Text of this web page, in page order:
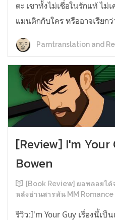
ตะ เขาทั้งไม่เชื่อในรักแท้ ไม่
แมนติกกับใคร หรืออาจเรียกว่
Parntranslation and
[Review] I'm Your
Bowen
[Book Review] ผลพลอยไ
หลังอ่านสารพัน MM Romance
รีวิว:I'm Your Guy เรื่องนี้เป็